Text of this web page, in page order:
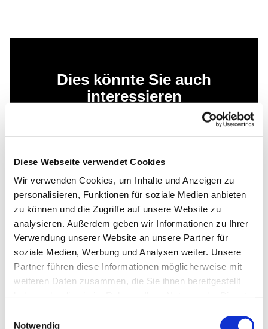
Diese Webseite verwendet Cookies
Wir verwenden Cookies, um Inhalte und Anzeigen zu
personalisieren, Funktionen für soziale Medien anbieten
zu können und die Zugriffe auf unsere Website zu
analysieren. Außerdem geben wir Informationen zu Ihrer
Verwendung unserer Website an unsere Partner für
soziale Medien, Werbung und Analysen weiter. Unsere
Partner führen diese Informationen möglicherweise mit
weiteren Daten zusammen, die Sie ihnen bereitgestellt
Notwendig
Dies könnte Sie auch
interessieren